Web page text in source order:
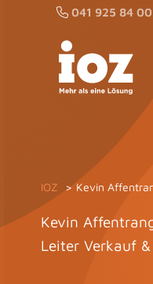
041 925 84 00
IOZ Kevin
Kevin
Leiter Verkauf